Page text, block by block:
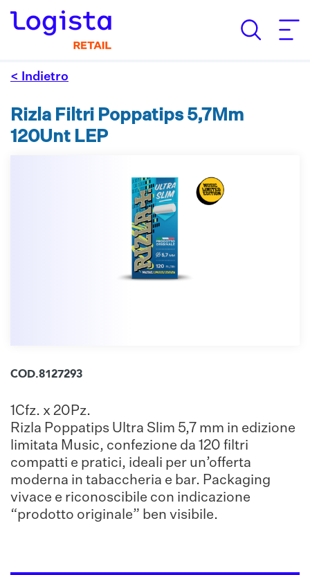
< Indietro
Rizla Filtri Poppatips 5,7Mm
120Unt LEP
COD.8127293
1Cfz. x 20Pz.
Rizla Poppatips Ultra Slim 5,7 mm in edizione
limitata Music, confezione da 120 filtri
compatti e pratici, ideali per un’offerta
moderna in tabaccheria e bar. Packaging
vivace e riconoscibile con indicazione
“prodotto originale” ben visibile.